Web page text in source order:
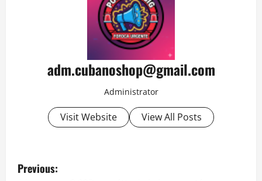
adm.cubanoshop@gmail.com
Administrator
Visit Website View All Posts
P
Previous: